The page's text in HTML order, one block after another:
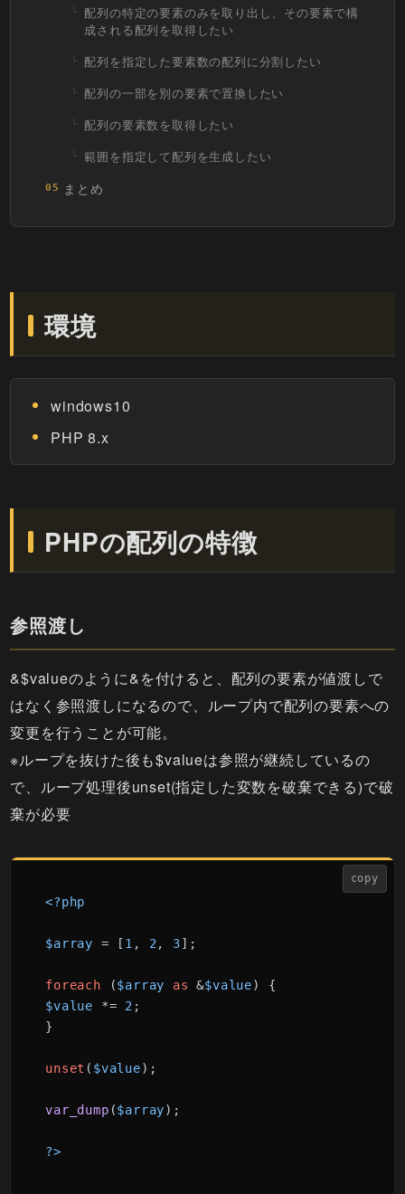
配列の特定の要素のみを取り出し、その要素で構
成される配列を取得したい
配列を指定した要素数の配列に分割したい
配列の一部を別の要素で置換したい
配列の要素数を取得したい
範囲を指定して配列を生成したい
05 まとめ
環境
windows10
PHP 8.x
PHPの配列の特徴
参照渡し
&$valueのように&を付けると、配列の要素が値渡しで
はなく参照渡しになるので、ループ内で配列の要素への
変更を行うことが可能。
※ループを抜けた後も$valueは参照が継続しているの
で、ループ処理後unset(指定した変数を破棄できる)で破
棄が必要
copy
<?php
$array = [ 1 , 2, 3];
foreach ($array as &$value
$value *= 2 ;
}
unset ( $value);
var_dump ($array);
?>